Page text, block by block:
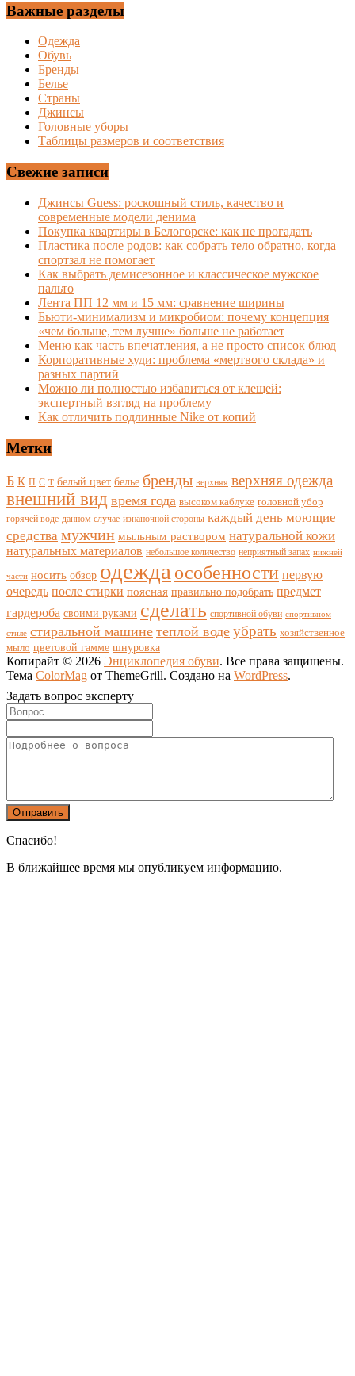
Важные разделы
Одежда
Обувь
Бренды
Белье
Страны
Джинсы
Головные уборы
Таблицы размеров и соответствия
Свежие записи
Джинсы Guess: роскошный стиль, качество и
современные модели денима
Покупка квартиры в Белогорске: как не прогадать
Пластика после родов: как собрать тело обратно, когда
спортзал не помогает
Как выбрать демисезонное и классическое мужское
пальто
Лента ПП 12 мм и 15 мм: сравнение ширины
Бьюти-минимализм и микробиом: почему концепция
«чем больше, тем лучше» больше не работает
Меню как часть впечатления, а не просто список блюд
Корпоративные худи: проблема «мертвого склада» и
разных партий
Можно ли полностью избавиться от клещей:
экспертный взгляд на проблему
Как отличить подлинные Nike от копий
Метки
Б К П С Т белый цвет белье бренды верхняя верхняя одежда
внешний вид время года высоком каблуке головной убор
горячей воде данном случае изнаночной стороны каждый день моющие
средства мужчин мыльным раствором натуральной кожи
натуральных материалов небольшое количество неприятный запах нижней
части носить обзор одежда особенности первую
очередь после стирки поясная правильно подобрать предмет
гардероба своими руками сделать спортивной обуви спортивном
стиле стиральной машине теплой воде убрать хозяйственное
мыло цветовой гамме шнуровка
Копирайт © 2026 Энциклопедия обуви. Все права защищены.
Тема ColorMag от ThemeGrill. Создано на WordPress.
Задать вопрос эксперту
Спасибо!
В ближайшее время мы опубликуем информацию.